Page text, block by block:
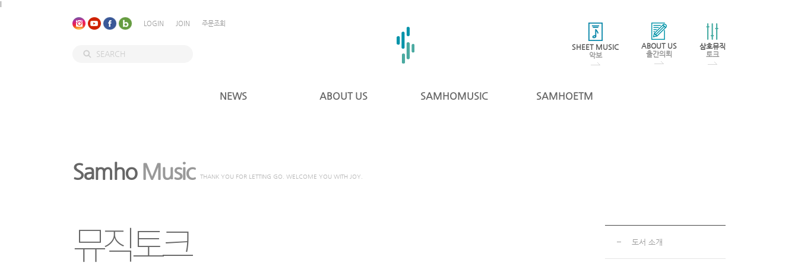
LOGIN JOIN 주문조회
SHEET MUSIC
악보
ABOUT US
출간의뢰
삼호뮤직
토크
NEWS ABOUT US SAMHOMUSIC SAMHOETM
Samho Music THANK YOU FOR LETTING GO. WELCOME YOU WITH JOY.
뮤직토크 도서 소개